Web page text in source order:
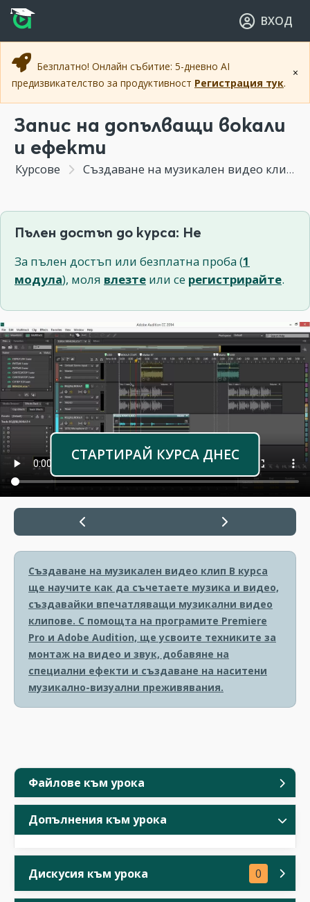
Прескочи към основното съдържание
Прескочи към навигацията
ВХОД
×
Безплатно! Онлайн събитие: 5-дневно AI
предизвикателство за продуктивност Регистрация тук.
Файлове към урока
Допълнения към урока
Дискусия към урока 0
Запис на допълващи вокали
и ефекти
Курсове Създаване на музикален видео клип
Пълен достъп до курса: Не
За пълен достъп или безплатна проба (1
модула), моля влезте или се регистрирайте.
СТАРТИРАЙ КУРСА ДНЕС
Създаване на музикален видео клип В курса
ще научите как да съчетаете музика и видео,
създавайки впечатляващи музикални видео
клипове. С помощта на програмите Premiere
Pro и Adobe Audition, ще усвоите техниките за
монтаж на видео и звук, добавяне на
специални ефекти и създаване на наситени
музикално-визуални преживявания.